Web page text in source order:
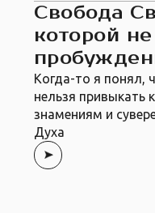
Свобода
которой
Когда-то я понял,
нельзя
знамениям и
Духа